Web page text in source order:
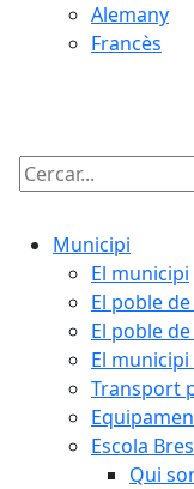
Alemany
Francès
Cercar:
Municipi
El municipi
El poble
El poble
El
Transport
Escola
Qui